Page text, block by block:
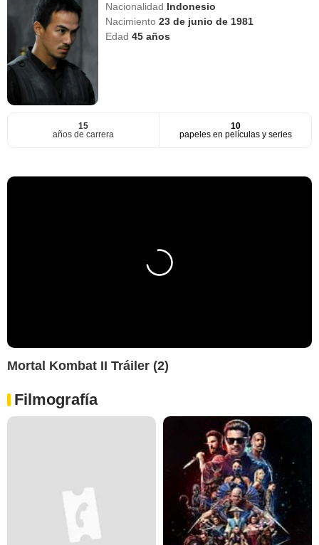
Nacionalidad Indonesio
Nacimiento23 de junio de 1981
Edad45 años
15
años de carrera
10
papeles en películas y series
Mortal Kombat II Tráiler (2)
Filmografía